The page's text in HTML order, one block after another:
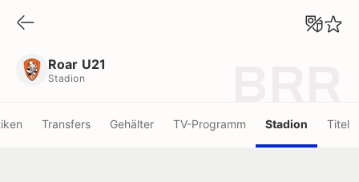
Roar U21
Stadion
Transfers Gehälter TV-Programm Stadion Titel